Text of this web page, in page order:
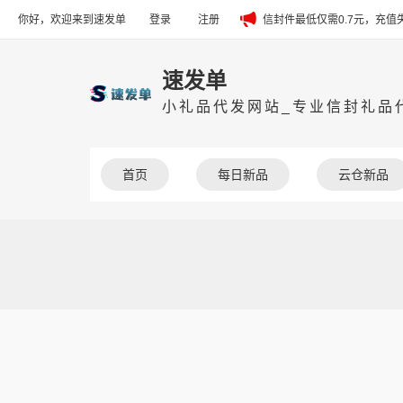
你好，欢迎来到速发单 登录 注册 信封件最低仅需0.7元，充值
速发单
小礼品代发网站_专业信封礼
首页 每日新品 云仓新品